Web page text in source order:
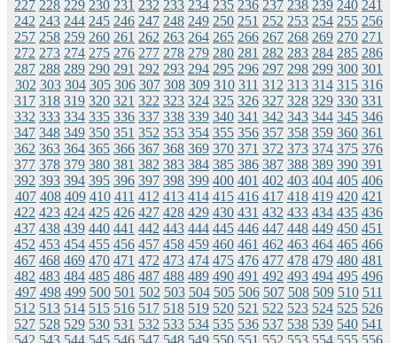
227 228 229 230 231 232 233 234 235 236 237 238 239 240 241
242 243 244 245 246 247 248 249 250 251 252 253 254 255 256
257 258 259 260 261 262 263 264 265 266 267 268 269 270 271
272 273 274 275 276 277 278 279 280 281 282 283 284 285 286
287 288 289 290 291 292 293 294 295 296 297 298 299 300 301
302 303 304 305 306 307 308 309 310 311 312 313 314 315 316
317 318 319 320 321 322 323 324 325 326 327 328 329 330 331
332 333 334 335 336 337 338 339 340 341 342 343 344 345 346
347 348 349 350 351 352 353 354 355 356 357 358 359 360 361
362 363 364 365 366 367 368 369 370 371 372 373 374 375 376
377 378 379 380 381 382 383 384 385 386 387 388 389 390 391
392 393 394 395 396 397 398 399 400 401 402 403 404 405 406
407 408 409 410 411 412 413 414 415 416 417 418 419 420 421
422 423 424 425 426 427 428 429 430 431 432 433 434 435 436
437 438 439 440 441 442 443 444 445 446 447 448 449 450 451
452 453 454 455 456 457 458 459 460 461 462 463 464 465 466
467 468 469 470 471 472 473 474 475 476 477 478 479 480 481
482 483 484 485 486 487 488 489 490 491 492 493 494 495 496
497 498 499 500 501 502 503 504 505 506 507 508 509 510 511
512 513 514 515 516 517 518 519 520 521 522 523 524 525 526
527 528 529 530 531 532 533 534 535 536 537 538 539 540 541
542 543 544 545 546 547 548 549 550 551 552 553 554 555 556